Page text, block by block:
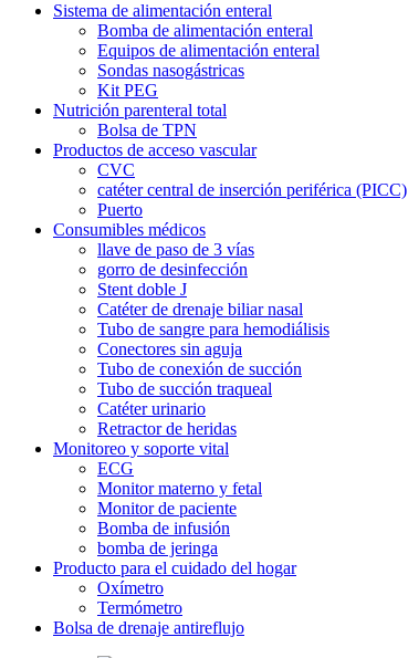
Sistema de alimentación enteral
Bomba de alimentación enteral
Equipos de alimentación enteral
Sondas nasogástricas
Kit PEG
Nutrición parenteral total
Bolsa de TPN
Productos de acceso vascular
CVC
catéter central de inserción periférica (PICC)
Puerto
Consumibles médicos
llave de paso de 3 vías
gorro de desinfección
Stent doble J
Catéter de drenaje biliar nasal
Tubo de sangre para hemodiálisis
Conectores sin aguja
Tubo de conexión de succión
Tubo de succión traqueal
Catéter urinario
Retractor de heridas
Monitoreo y soporte vital
ECG
Monitor materno y fetal
Monitor de paciente
Bomba de infusión
bomba de jeringa
Producto para el cuidado del hogar
Oxímetro
Termómetro
Bolsa de drenaje antireflujo